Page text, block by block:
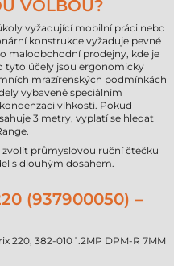
VOLBOU?
vyžadující mobilní práci nebo
konstrukce vyžaduje pevné
maloobchodní prodejny, kde je
tyto účely jsou ergonomicky
mrazírenských podmínkách
vybavené speciálním
vlhkosti. Pokud
3 metry, vyplatí se hledat
průmyslovou ruční čtečku
s dlouhým dosahem.
(937900050) –
382-010 1.2MP DPM-R 7MM